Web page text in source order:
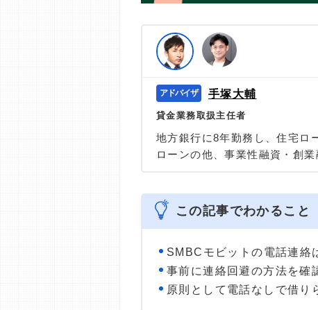
手塚大輔
貸金業務取扱主任者
地方銀行に8年勤務し、住宅ロ
ローンの他、事業性融資・創
＞＞公式ページ
この記事でわかること
SMBCモビットの電話連絡
事前に連絡回避の方法を確
原則として電話なしで借り